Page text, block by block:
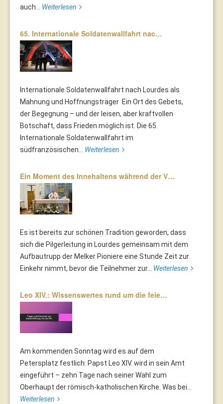
auch... Weiterlesen
65. Internationale Soldatenwallfahrt nac…
Internationale Soldatenwallfahrt nach Lourdes als
Mahnung und Hoffnungsträger Ein Ort des Gebets,
der Begegnung – und der leisen, aber kraftvollen
Botschaft, dass Frieden möglich ist. Die 65.
Internationale Soldatenwallfahrt im
südfranzösischen... Weiterlesen
Ein Moment des Innehaltens während der V…
Es ist bereits zur schönen Tradition geworden, dass
sich die Pilgerleitung in Lourdes gemeinsam mit dem
Aufbautrupp der Melker Pioniere eine Stunde Zeit zur
Einkehr nimmt, bevor die Teilnehmer zur... Weiterlesen
Leo XIV.: Wissenswertes rund um die feie…
Am kommenden Sonntag wird es auf dem
Petersplatz festlich: Papst Leo XIV. wird in sein Amt
eingeführt – zehn Tage nach seiner Wahl zum
Oberhaupt der römisch-katholischen Kirche. Was bei...
Weiterlesen